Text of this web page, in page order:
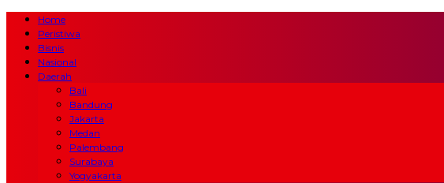
Home
Peristiwa
Bisnis
Nasional
Daerah
Bali
Bandung
Jakarta
Medan
Palembang
Surabaya
Yogyakarta